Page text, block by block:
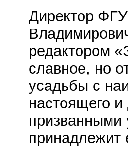
Директор
редактором
славное, но
усадьбы с
настоящего
призванными
принадлежит